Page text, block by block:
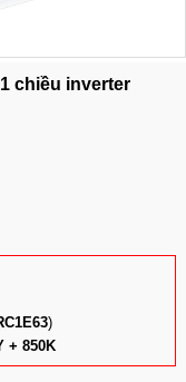
chiều inverter
)
+ 850K